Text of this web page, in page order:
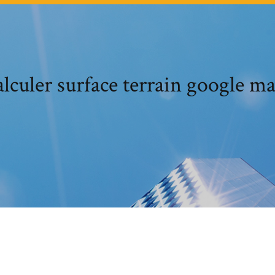
surface terrain google